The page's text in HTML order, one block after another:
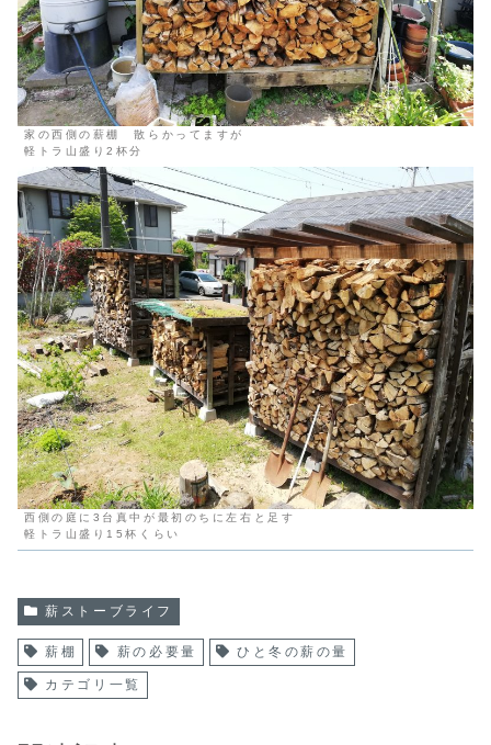
家の西側の薪棚 散らかってますが
軽トラ山盛り2杯分
西側の庭に3台真中が最初のちに左右と足す
軽トラ山盛り15杯くらい
薪ストーブライフ
薪棚 薪の必要量 ひと冬の薪の量
カテゴリ一覧